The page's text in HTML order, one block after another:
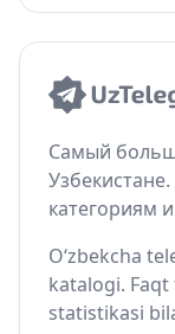
Самый
категориям
O‘zbekcha
katalogi.
statistikasi